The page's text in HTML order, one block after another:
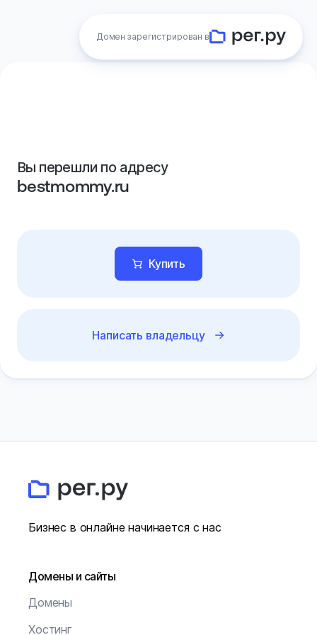
Домен зарегистрирован в
Вы перешли по адресу
bestmommy.ru
Купить
Написать владельцу
Бизнес в онлайне начинается с нас
Домены и сайты
Домены
Хостинг